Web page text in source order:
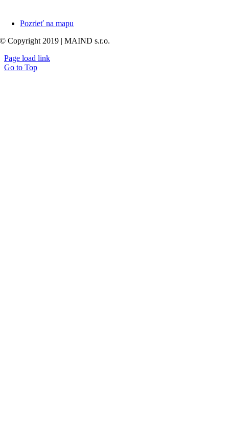
Pozrieť na mapu
© Copyright 2019 | MAIND s.r.o.
Page load link
Go to Top